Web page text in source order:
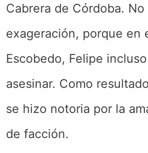
Cabrera de Córdoba.
exageración, porque en
Escobedo, Felipe
asesinar. Como
se hizo notoria por la
de facción.